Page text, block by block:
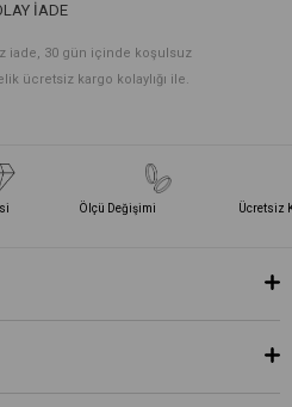
İADE
iade, 30 gün içinde koşulsuz
ücretsiz kargo kolaylığı ile.
Ölçü Değişimi Ücretsiz